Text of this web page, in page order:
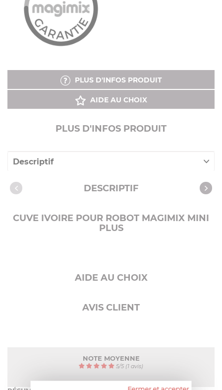
PLUS D'INFOS PRODUIT
AIDE AU CHOIX
PLUS D'INFOS PRODUIT
Descriptif
Caractéristiques DESCRIPTIF
CUVE IVOIRE POUR ROBOT MAGIMIX MINI
PLUS
AIDE AU CHOIX
AVIS CLIENT
NOTE MOYENNE
5/5 (1 avis)